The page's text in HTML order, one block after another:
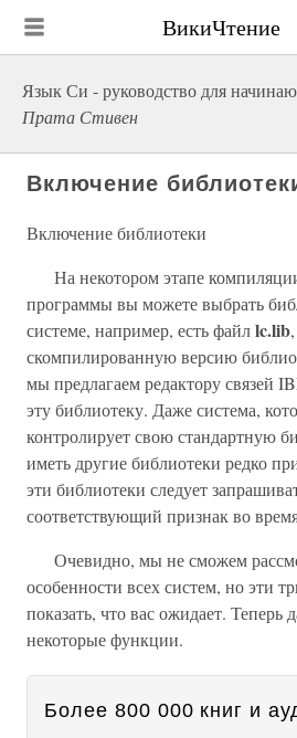
ВикиЧтение
Язык Си - руководство для
Прата Стивен
Включение
Включение библиотеки
На некотором этапе
программы вы можете выбрать
системе, например, есть файлlc.lib
скомпилированную версию
мы предлагаем редактору связей
эту библиотеку. Даже система,
контролирует свою стандартную
иметь другие библиотеки редко
эти библиотеки следует
соответствующий признак во
Очевидно, мы не сможем
особенности всех систем, но эти
показать, что вас ожидает. Теперь
некоторые функции.
Более 800 000 книг и